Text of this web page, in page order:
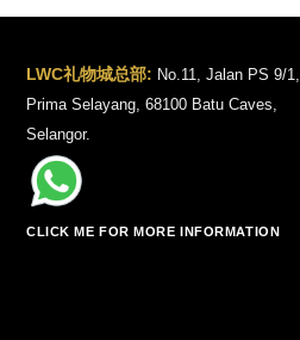
LWC礼物城总部: No.11, Jalan PS 9/1,
Prima Selayang, 68100 Batu Caves,
Selangor.
CLICK ME FOR MORE INFORMATION